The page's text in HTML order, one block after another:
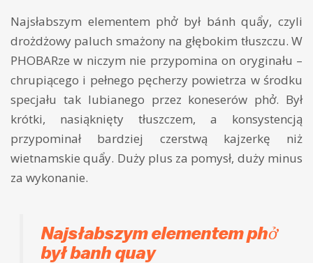
Najsłabszym elementem phở był bánh quẩy, czyli
drożdżowy paluch smażony na głębokim tłuszczu. W
PHOBARze w niczym nie przypomina on oryginału –
chrupiącego i pełnego pęcherzy powietrza w środku
specjału tak lubianego przez koneserów phở. Był
krótki, nasiąknięty tłuszczem, a konsystencją
przypominał bardziej czerstwą kajzerkę niż
wietnamskie quẩy. Duży plus za pomysł, duży minus
za wykonanie.
Najsłabszym elementem phở
był banh quay